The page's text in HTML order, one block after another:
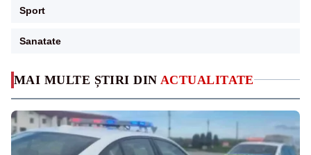
MAI MULTE ȘTIRI DIN ACTUALITATE
Sport
Sanatate